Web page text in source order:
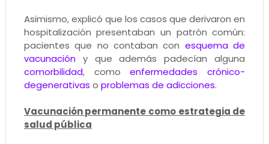
Asimismo, explicó que los casos que derivaron en
hospitalización presentaban un patrón común:
pacientes que no contaban con esquema de
vacunacióny que además padecían alguna
comorbilidad, comoenfermedades crónico-
degenerativas o problemas de adicciones.
Vacunación permanente como estrategia de
salud pública